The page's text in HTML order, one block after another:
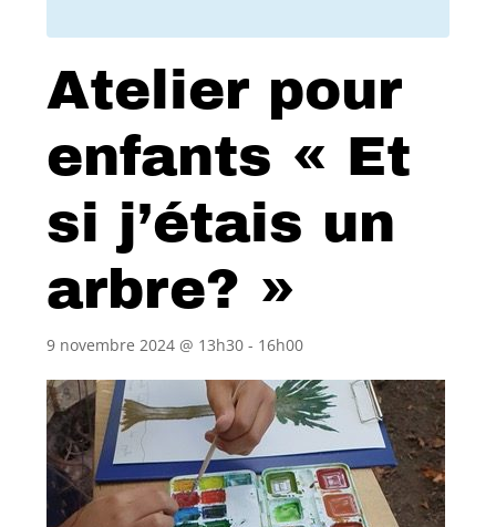
Atelier pour
enfants « Et
si j’étais un
arbre? »
9 novembre 2024 @ 13h30 - 16h00